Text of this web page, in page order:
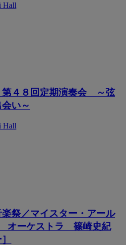
Hall
４８回定期演奏会 ～弦
い～
Hall
祭／マイスター・アール
オーケストラ 篠崎史紀